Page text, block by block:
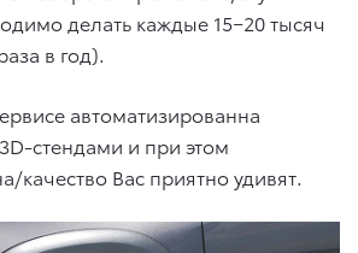
делать каждые 15−20 тысяч
в год).
автоматизированна
стендами и при этом
качество Вас приятно удивят.